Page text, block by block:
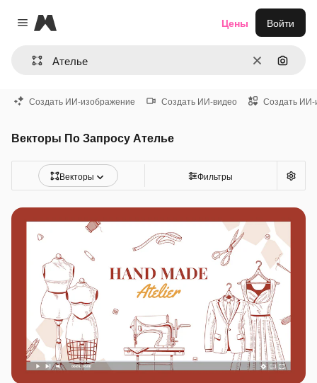
Close menu
Magnific
ОчиститьПоиск
Цены Войти
Создать ИИ-изображение Создать ИИ-видео Создать ИИ-
Векторы По Запросу Ателье
Векторы Фильтры